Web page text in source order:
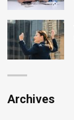
Archives